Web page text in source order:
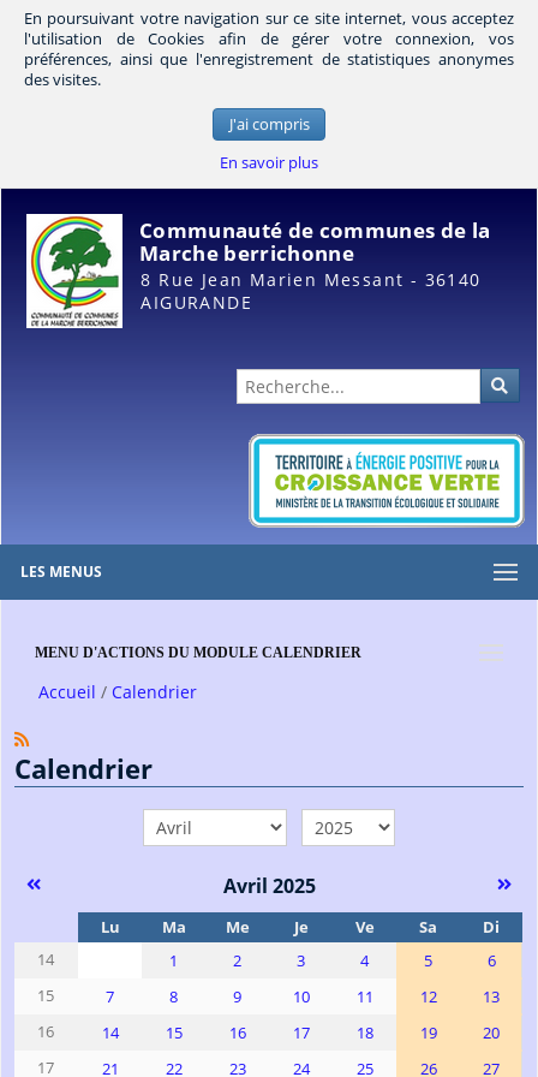
En poursuivant votre navigation sur ce site internet, vous acceptez
l'utilisation de Cookies afin de gérer votre connexion, vos
préférences, ainsi que l'enregistrement de statistiques anonymes
des visites.
J'ai compris
En savoir plus
Communauté de communes de la
Marche berrichonne
8 Rue Jean Marien Messant - 36140
AIGURANDE
LES MENUS
MENU D'ACTIONS DU MODULE CALENDRIER
Accueil Calendrier
Calendrier
mois année
Avril 2025
Lu Ma Me Je Ve Sa
Di
14
1 2 3 4 5
6
15
7 8 9 10 11 12
13
16
14 15 16 17 18 19
20
17
21 22 23 24 25 26 27